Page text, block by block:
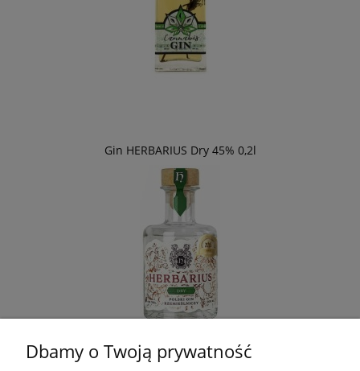
Gin HERBARIUS Dry 45% 0,2l
Dbamy o Twoją prywatność